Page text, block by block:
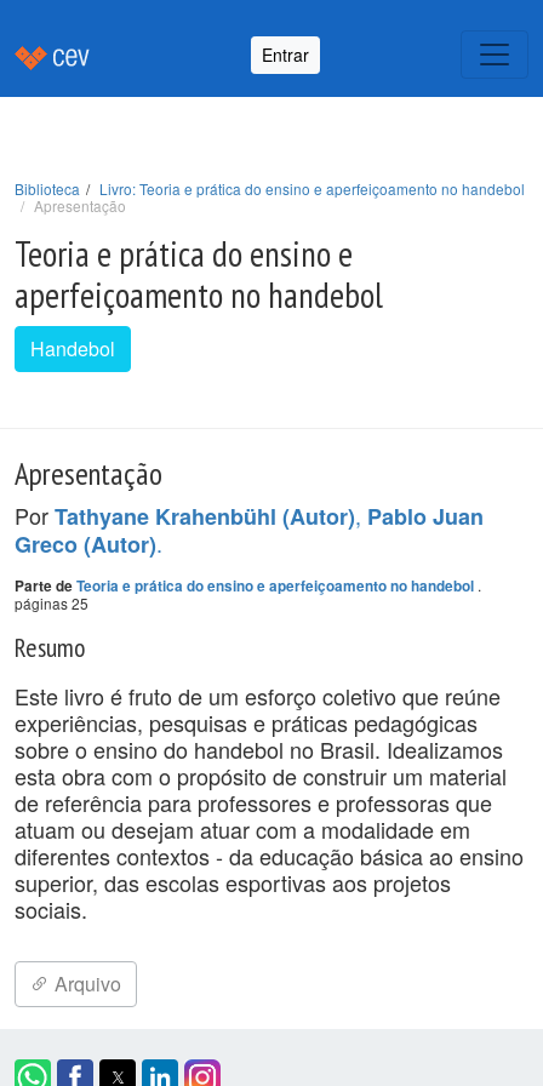
Entrar
Biblioteca
Livro: Teoria e prática do ensino e aperfeiçoamento no handebol
Apresentação
Teoria e prática do ensino e
aperfeiçoamento no handebol
Handebol
Apresentação
PorTathyane Krahenbühl (Autor), Pablo Juan
Greco (Autor).
Parte deTeoria e prática do ensino e aperfeiçoamento no handebol .
páginas 25
Resumo
Este livro é fruto de um esforço coletivo que reúne
experiências, pesquisas e práticas pedagógicas
sobre o ensino do handebol no Brasil. Idealizamos
esta obra com o propósito de construir um material
de referência para professores e professoras que
atuam ou desejam atuar com a modalidade em
diferentes contextos - da educação básica ao ensino
superior, das escolas esportivas aos projetos
sociais.
Arquivo